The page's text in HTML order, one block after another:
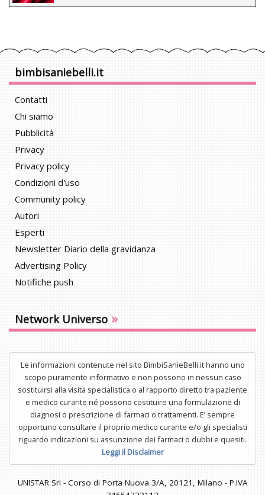
bimbisaniebelli.it
Contatti
Chi siamo
Pubblicità
Privacy
Privacy policy
Condizioni d'uso
Community policy
Autori
Esperti
Newsletter Diario della gravidanza
Advertising Policy
Notifiche push
Network Universo »
Le informazioni contenute nel sito BimbiSanieBelli.it hanno uno
scopo puramente informativo e non possono in nessun caso
sostituirsi alla visita specialistica o al rapporto diretto tra paziente
e medico curante né possono costituire una formulazione di
diagnosi o prescrizione di farmaci o trattamenti. E’ sempre
opportuno consultare il proprio medico curante e/o gli specialisti
riguardo indicazioni su assunzione dei farmaci o dubbi e quesiti.
Leggi il Disclaimer
UNISTAR Srl - Corso di Porta Nuova 3/A, 20121, Milano - P.IVA